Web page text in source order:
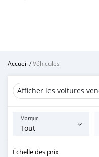
Accueil /Véhicules
Afficher les voitures
Marque
Échelle des prix